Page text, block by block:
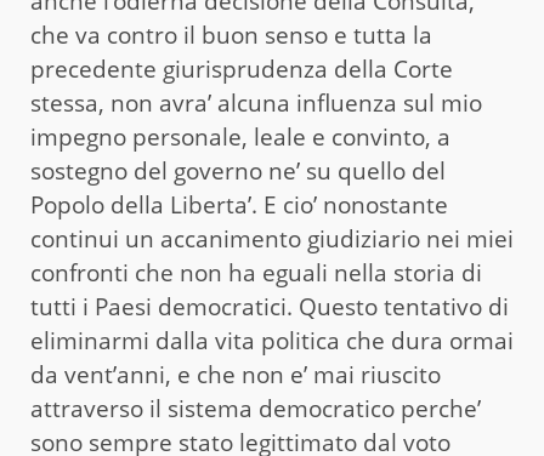
che va contro il buon senso e tutta la
precedente giurisprudenza della Corte
stessa, non avra’ alcuna influenza sul mio
impegno personale, leale e convinto, a
sostegno del governo ne’ su quello del
Popolo della Liberta’. E cio’ nonostante
continui un accanimento giudiziario nei miei
confronti che non ha eguali nella storia di
tutti i Paesi democratici. Questo tentativo di
eliminarmi dalla vita politica che dura ormai
da vent’anni, e che non e’ mai riuscito
attraverso il sistema democratico perche’
sono sempre stato legittimato dal voto